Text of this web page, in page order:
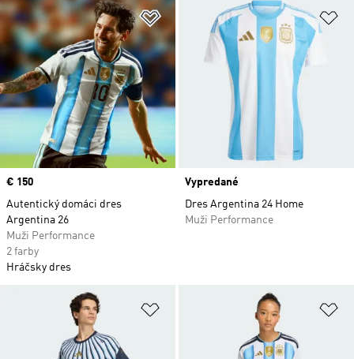
Pridať do zoznamu želaných
Price
€ 150
Autentický domáci dres
Argentina 26
Muži Performance
2 farby
Hráčsky dres
Vypredané
Dres Argentina 24 Home
Muži Performance
Pridať do zoznamu želaných